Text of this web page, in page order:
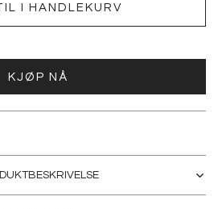
I HANDLEKURV
KJØP NÅ